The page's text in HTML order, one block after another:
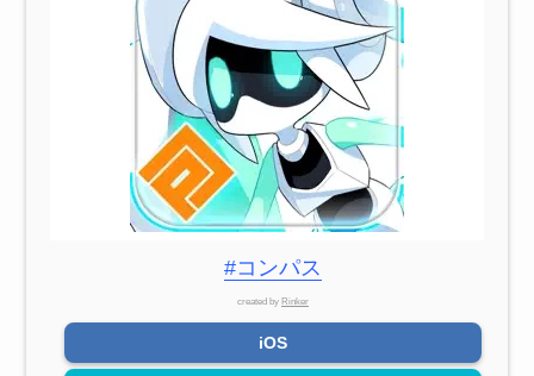
#コンパス
created by Rinker
iOS